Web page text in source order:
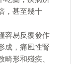
，甚至幾十
易反覆發作
成，痛風性腎
形和殘疾、